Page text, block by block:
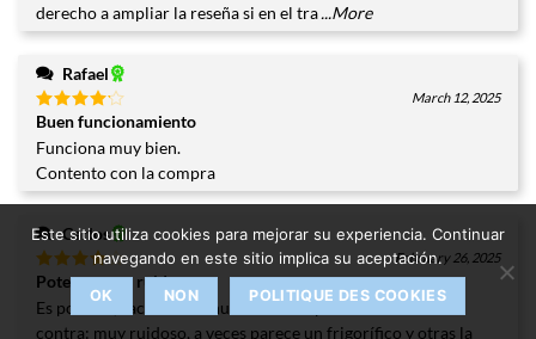
derecho a ampliar la reseña si en el tra...More
Rafael
Valorado
con 4
de 5
March 12, 2025
Buen funcionamiento
Funciona muy bien.
Contento con la compra
Carlos
Valorado
con
de 5
February 26, 2025
Potente pero ruidoso
Es potente, saca mucha humedad con poco consumo.En su
contra: muy ruidoso, a veces parece un frigorífico y otras la
Este sitio utiliza cookies para mejorar su experiencia. Continuar
navegando en este sitio implica su aceptación.
OK NON POLITIQUE DES COOKIES